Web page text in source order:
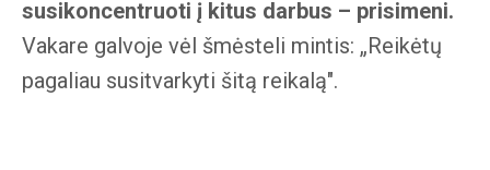
susikoncentruoti į kitus darbus – prisimeni.
Vakare galvoje vėl šmėsteli mintis: „Reikėtų
pagaliau susitvarkyti šitą reikalą".